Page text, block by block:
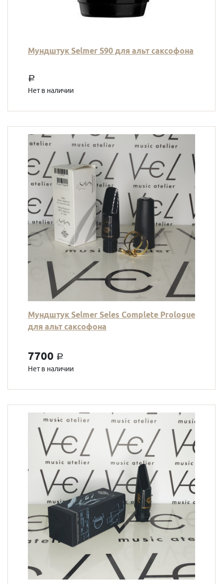
Мундштук Selmer S90 для альт саксофона
a
Нет в наличии
Мундштук Selmer Seles Complete Prologue
для альт саксофона
7700 a
Нет в наличии